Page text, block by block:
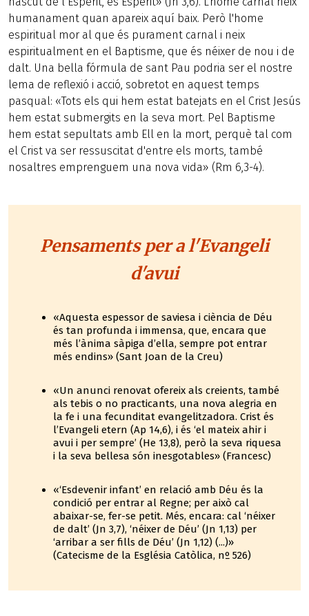
humanament quan apareix aquí baix. Però l'home
espiritual mor al que és purament carnal i neix
espiritualment en el Baptisme, que és néixer de nou i de
dalt. Una bella fórmula de sant Pau podria ser el nostre
lema de reflexió i acció, sobretot en aquest temps
pasqual: «Tots els qui hem estat batejats en el Crist Jesús
hem estat submergits en la seva mort. Pel Baptisme
hem estat sepultats amb Ell en la mort, perquè tal com
el Crist va ser ressuscitat d'entre els morts, també
nosaltres emprenguem una nova vida» (Rm 6,3-4).
Pensaments per a l'Evangeli
d'avui
«Aquesta espessor de saviesa i ciència de Déu
és tan profunda i immensa, que, encara que
més l’ànima sàpiga d’ella, sempre pot entrar
més endins» (Sant Joan de la Creu)
«Un anunci renovat ofereix als creients, també
als tebis o no practicants, una nova alegria en
la fe i una fecunditat evangelitzadora. Crist és
l’Evangeli etern (Ap 14,6), i és ‘el mateix ahir i
avui i per sempre’ (He 13,8), però la seva riquesa
i la seva bellesa són inesgotables» (Francesc)
«‘Esdevenir infant’ en relació amb Déu és la
condició per entrar al Regne; per això cal
abaixar-se, fer-se petit. Més, encara: cal ‘néixer
de dalt’ (Jn 3,7), ‘néixer de Déu’ (Jn 1,13) per
‘arribar a ser fills de Déu’ (Jn 1,12) (...)»
(Catecisme de la Església Catòlica, nº 526)